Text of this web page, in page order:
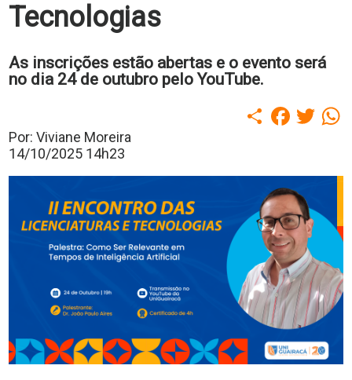
Tenha
um
Portal
de
Periódicos
Portal
da
Biblioteca
Guairacard
Empregabilidade
Mais
Contato
Tecnologias
As inscrições estão abertas e o evento será
no dia 24 de outubro pelo YouTube.
Compartilhar
Por: Viviane Moreira
14/10/2025 14h23